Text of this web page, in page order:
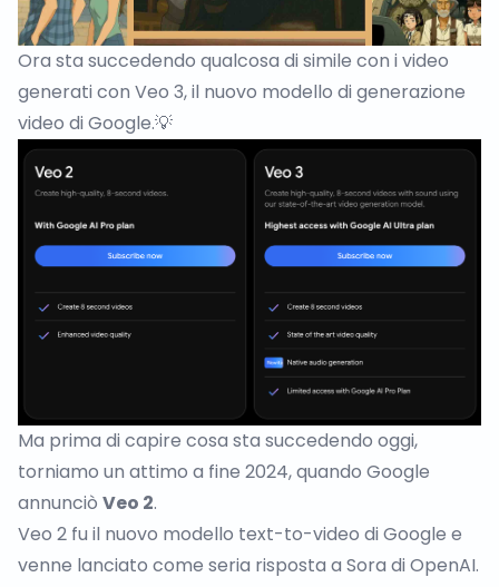
Ora sta succedendo qualcosa di simile con i video
generati con Veo 3, il nuovo modello di generazione
video di Google.💡
Ma prima di capire cosa sta succedendo oggi,
torniamo un attimo a fine 2024, quando Google
annunciò Veo 2.
Veo 2 fu il nuovo modello text-to-video di Google e
venne lanciato come seria risposta a Sora di OpenAI.